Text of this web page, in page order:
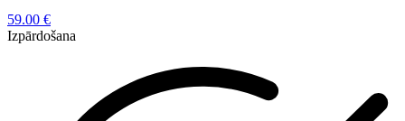
59.00 €
Izpārdošana